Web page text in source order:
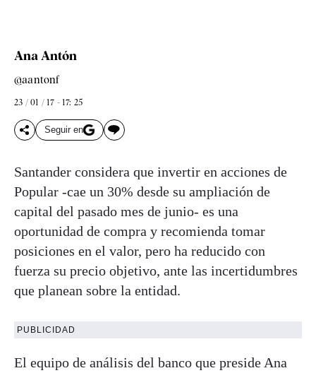
Ana Antón
@aantonf
23 / 01 / 17 - 17: 25
Seguir en
Santander considera que invertir en acciones de
Popular -cae un 30% desde su ampliación de
capital del pasado mes de junio- es una
oportunidad de compra y recomienda tomar
posiciones en el valor, pero ha reducido con
fuerza su precio objetivo, ante las incertidumbres
que planean sobre la entidad.
PUBLICIDAD
El equipo de análisis del banco que preside Ana